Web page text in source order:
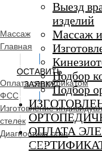
салон
Выезд
изделий
Массаж и
Подбор
Подбор
ОПЛАТА
Массаж
Главная
ОСТАВИТЬ
ЗАЯВКУ
Оплата сертификатом
ФСС
Изготовление
стелек
Диагностика стоп
Ортопедический